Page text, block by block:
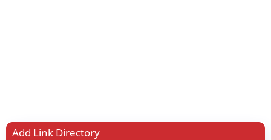
Add Link Directory